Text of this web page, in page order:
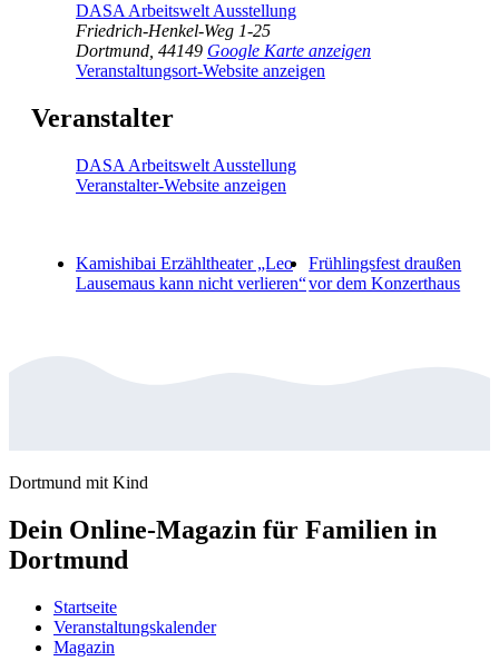
DASA Arbeitswelt Ausstellung
Friedrich-Henkel-Weg 1-25
Dortmund 44149 Google Karte anzeigen
Veranstaltungsort-Website anzeigen
Veranstalter
DASA Arbeitswelt Ausstellung
Veranstalter-Website anzeigen
Kamishibai Erzähltheater „Leo
Lausemaus kann nicht verlieren“
Frühlingsfest draußen
vor dem Konzerthaus
Dortmund mit Kind
Dein Online-Magazin für Familien in
Dortmund
Startseite
Veranstaltungskalender
Magazin